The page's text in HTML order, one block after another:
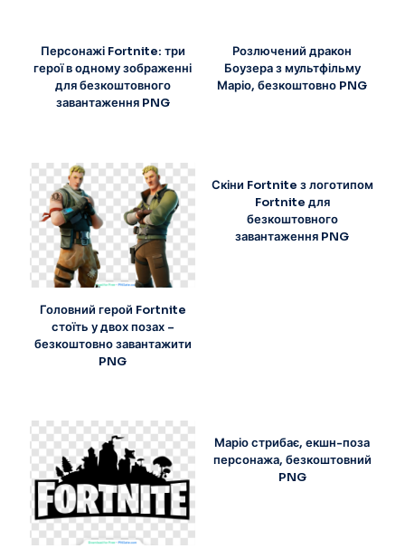
Персонажі Fortnite: три
герої в одному зображенні
для безкоштовного
завантаження PNG
Розлючений дракон
Боузера з мультфільму
Маріо, безкоштовно PNG
Головний герой Fortnite
стоїть у двох позах –
безкоштовно завантажити
PNG
Скіни Fortnite з логотипом
Fortnite для
безкоштовного
завантаження PNG
Маріо стрибає, екшн-поза
персонажа, безкоштовний
PNG